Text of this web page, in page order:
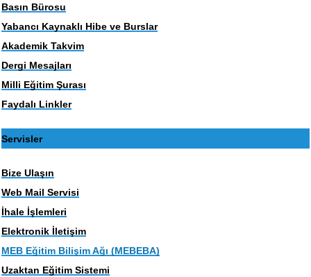
Basın Bürosu
Yabancı Kaynaklı Hibe ve Burslar
Akademik Takvim
Dergi Mesajları
Milli Eğitim Şurası
Faydalı Linkler
Servisler
Bize Ulaşın
Web Mail Servisi
İhale İşlemleri
Elektronik İletişim
MEB Eğitim Bilişim Ağı (MEBEBA)
Uzaktan Eğitim Sistemi